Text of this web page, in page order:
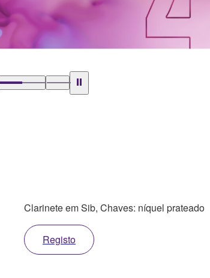
Clarinete em Sib, Chaves: níquel prateado
Registo